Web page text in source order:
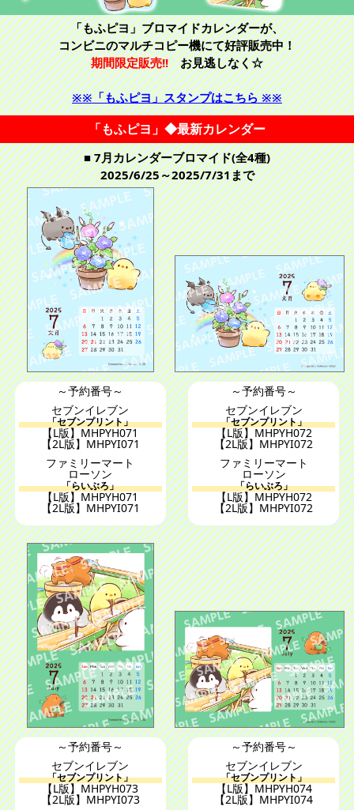
「もふピヨ」ブロマイドカレンダーが、
コンビニのマルチコピー機にて好評販売中！
期間限定販売!!お見逃しなく☆
※※「もふピヨ」スタンプはこちら ※※
「もふピヨ」◆最新カレンダー
■ 7月カレンダーブロマイド(全4種)
2025/6/25～2025/7/31まで
～予約番号～
セブンイレブン
「セブンプリント」
【L版】MHPYH071
【2L版】MHPYI071
ファミリーマート
ローソン
「らいぶろ」
【L版】MHPYH071
【2L版】MHPYI071
～予約番号～
セブンイレブン
「セブンプリント」
【L版】MHPYH072
【2L版】MHPYI072
ファミリーマート
ローソン
「らいぶろ」
【L版】MHPYH072
【2L版】MHPYI072
～予約番号～
セブンイレブン
「セブンプリント」
【L版】MHPYH073
【2L版】MHPYI073
～予約番号～
セブンイレブン
「セブンプリント」
【L版】MHPYH074
【2L版】MHPYI074